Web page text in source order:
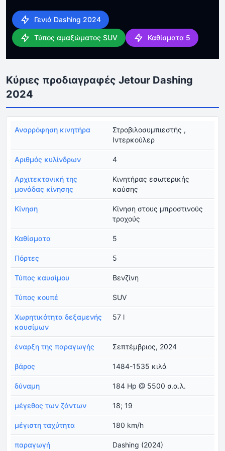
Γενιά Dashing 2024
Τύπος αμαξώματος SUV Καθίσματα 5
Κύριες προδιαγραφές Jetour Dashing
2024
Αναρρόφηση κινητήρα
Στροβιλοσυμπιεστής ,
Ιντερκούλερ
Αριθμός κυλίνδρων 4
Αρχιτεκτονική της
μονάδας κίνησης
Κινητήρας εσωτερικής
καύσης
Κίνηση
Κίνηση στους μπροστινούς
τροχούς
Καθίσματα 5
Πόρτες 5
Τύπος καυσίμου Βενζίνη
Τύπος κουπέ SUV
Χωρητικότητα δεξαμενής
καυσίμων
57 l
έναρξη της παραγωγής Σεπτέμβριος, 2024
βάρος 1484-1535 κιλά
δύναμη 184 Hp @ 5500 σ.α.λ.
μέγεθος των ζάντων 18; 19
μέγιστη ταχύτητα 180 km/h
παραγωγή Dashing (2024)